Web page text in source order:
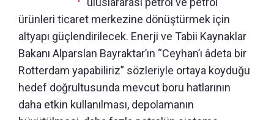
ürünleri ticaret merkezine dönüştürmek için
altyapı güçlendirilecek. Enerji ve Tabii Kaynaklar
Bakanı Alparslan Bayraktar’ın “Ceyhan’ı âdeta bir
Rotterdam yapabiliriz” sözleriyle ortaya koyduğu
hedef doğrultusunda mevcut boru hatlarının
daha etkin kullanılması, depolamanın